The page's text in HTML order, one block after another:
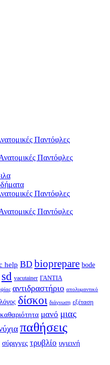
Παντόφλες
Παντόφλες
Παντόφλες
Παντόφλες
help BD bioprepare bode
sd vacutainer ΓΑΝΤΙΑ
αντιδραστήριο απολυμαντικό
δίσκοι διάγνωση εξέταση
καθαριότητα μανό μιας
παθήσεις
σύριγγες τρυβλίο υγιεινή